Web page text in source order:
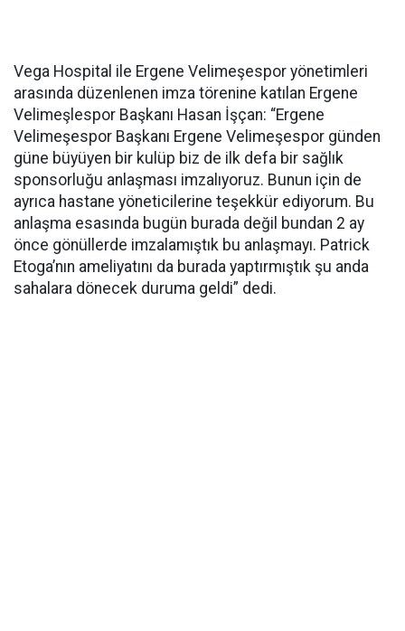
Vega Hospital ile Ergene Velimeşespor yönetimleri
arasında düzenlenen imza törenine katılan Ergene
Velimeşlespor Başkanı Hasan İşçan: “Ergene
Velimeşespor Başkanı Ergene Velimeşespor günden
güne büyüyen bir kulüp biz de ilk defa bir sağlık
sponsorluğu anlaşması imzalıyoruz. Bunun için de
ayrıca hastane yöneticilerine teşekkür ediyorum. Bu
anlaşma esasında bugün burada değil bundan 2 ay
önce gönüllerde imzalamıştık bu anlaşmayı. Patrick
Etoga’nın ameliyatını da burada yaptırmıştık şu anda
sahalara dönecek duruma geldi” dedi.